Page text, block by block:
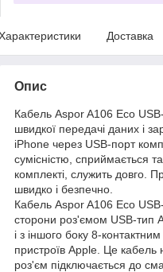
Доставка
Опис
Кабель Aspor A106 Eco
швидкої передачі даних і
iPhone через USB-порт
сумісністю, сприймається
комплекті, служить довго.
швидко і безпечно.
Кабель Aspor A106 Eco
сторони роз'ємом USB-тип
і з іншого боку 8-
пристроїв Apple. Це кабель
роз'єм підключається до